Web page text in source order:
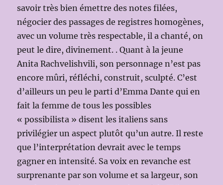
savoir très bien émettre des notes filées,
négocier des passages de registres homogènes,
avec un volume très respectable, il a chanté, on
peut le dire, divinement. . Quant à la jeune
Anita Rachvelishvili, son personnage n’est pas
encore mûri, réfléchi, construit, sculpté. C’est
d’ailleurs un peu le parti d’Emma Dante qui en
fait la femme de tous les possibles
« possibilista » disent les italiens sans
privilégier un aspect plutôt qu’un autre. Il reste
que l’interprétation devrait avec le temps
gagner en intensité. Sa voix en revanche est
surprenante par son volume et sa largeur, son